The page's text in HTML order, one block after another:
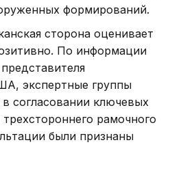
формирований.
сторона оценивает
По информации
экспертные группы
согласовании ключевых
рамочного
были признаны